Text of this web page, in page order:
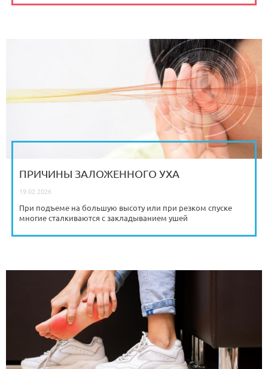
ПРИЧИНЫ ЗАЛОЖЕННОГО УХА
19.02.2026
При подъеме на большую высоту или при резком спуске
многие сталкиваются с закладыванием ушей